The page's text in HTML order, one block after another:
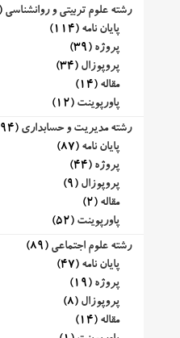
رشته علوم تربیتی و روانشناسی (213)
پایان نامه (114)
پروژه (39)
پروپوزال (34)
مقاله (14)
پاورپوینت (12)
رشته مدیریت و حسابداری (194)
پایان نامه (87)
پروژه (44)
پروپوزال (9)
مقاله (2)
پاورپوینت (52)
رشته علوم اجتماعی (89)
پایان نامه (47)
پروژه (19)
پروپوزال (8)
مقاله (14)